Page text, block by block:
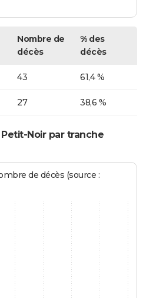
Nombre de
décès
% des
décès
43 61,4 %
27 38,6 %
Noir par tranche
de décès (source :